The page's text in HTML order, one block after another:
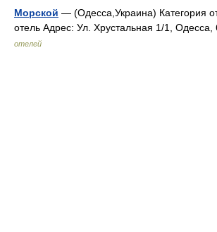
Морской — (Одесса,Украина) Категория
отель Адрес: Ул. Хрустальная 1/1,
отелей